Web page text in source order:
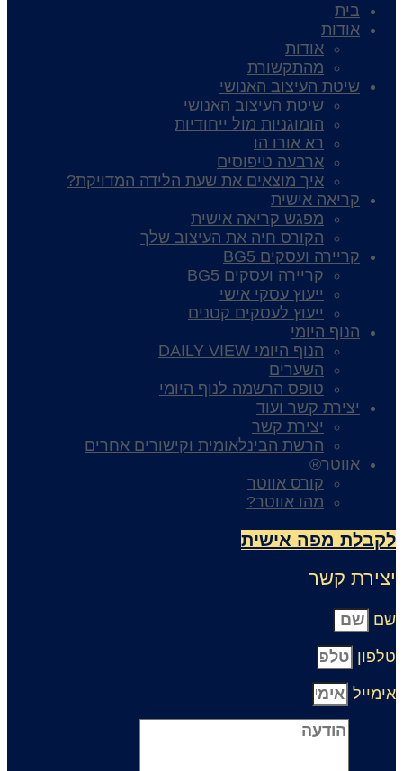
בית
אודות
אודות
מהתקשורת
שיטת העיצוב האנושי
שיטת העיצוב האנושי
הומוגניות מול ייחודיות
רא אורו הו
ארבעה טיפוסים
איך מוצאים את שעת הלידה המדויקת?
קריאה אישית
מפגש קריאה אישית
הקורס חיה את העיצוב שלך
קריירה ועסקים BG5
קריירה ועסקים BG5
ייעוץ עסקי אישי
ייעוץ לעסקים קטנים
הנוף היומי
הנוף היומי DAILY VIEW
השערים
טופס הרשמה לנוף היומי
יצירת קשר ועוד
יצירת קשר
הרשת הבינלאומית וקישורים אחרים
אווטר®
קורס אווטר
מהו אווטר?
מפה אישית
קשר